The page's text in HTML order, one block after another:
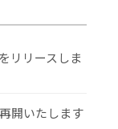
リリースしま
開いたします